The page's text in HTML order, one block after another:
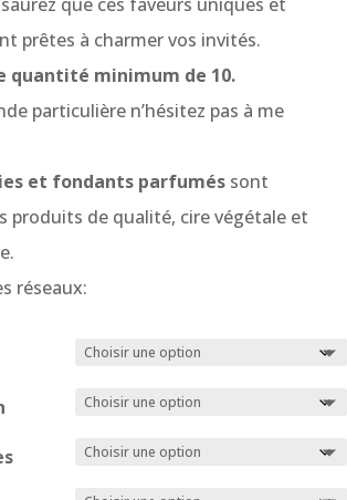
prêtes à charmer vos invités.
quantité minimum de 10.
particulière n’hésitez pas à me
et fondants parfumés sont
produits de qualité, cire végétale et
réseaux: